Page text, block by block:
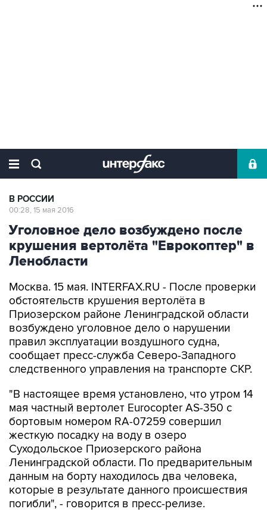
В РОССИИ
00:28, 15 мая 2016
Уголовное дело возбуждено после
крушения вертолёта "Еврокоптер" в
Ленобласти
Москва. 15 мая. INTERFAX.RU - После проверки
обстоятельств крушения вертолёта в
Приозерском районе Ленинградской области
возбуждено уголовное дело о нарушении
правил эксплуатации воздушного судна,
сообщает пресс-служба Северо-Западного
следственного управления на транспорте СКР.
"В настоящее время установлено, что утром 14
мая частный вертолет Eurocopter AS-350 с
бортовым номером RA-07259 совершил
жесткую посадку на воду в озеро
Суходольское Приозерского района
Ленинградской области. По предварительным
данным на борту находилось два человека,
которые в результате данного происшествия
погибли", - говорится в пресс-релизе.